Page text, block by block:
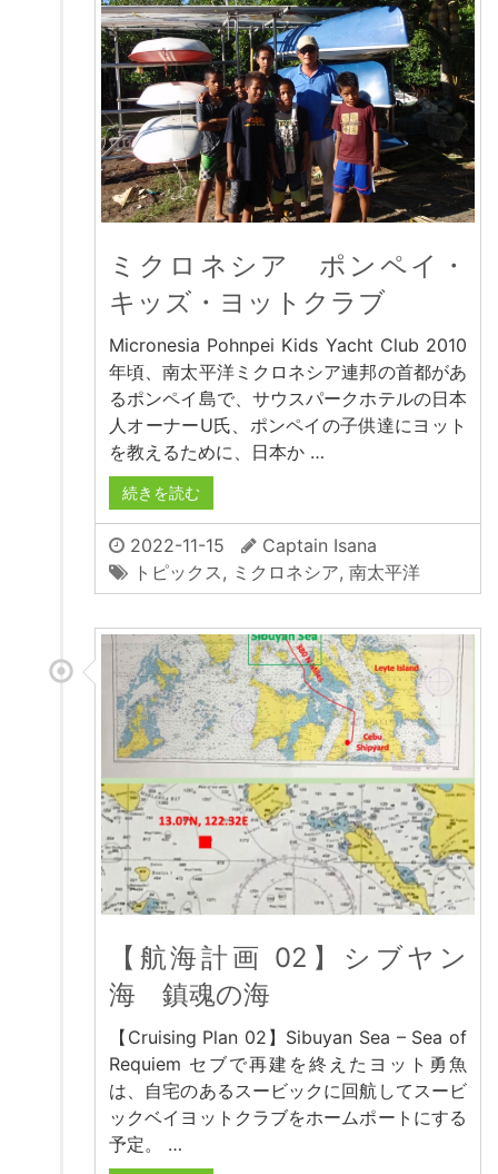
ミクロネシア ポンペイ・
キッズ・ヨットクラブ
Micronesia Pohnpei Kids Yacht Club 2010
年頃、南太平洋ミクロネシア連邦の首都があ
るポンペイ島で、サウスパークホテルの日本
人オーナーU氏、ポンペイの子供達にヨット
を教えるために、日本か …
続きを読む
2022-11-15
Captain Isana
トピックス, ミクロネシア, 南太平洋
【航海計画 02】シブヤン
海 鎮魂の海
【Cruising Plan 02】Sibuyan Sea – Sea of
Requiem セブで再建を終えたヨット勇魚
は、自宅のあるスービックに回航してスービ
ックベイヨットクラブをホームポートにする
予定。 …